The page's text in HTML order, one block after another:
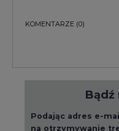
KOMENTARZE (0)
Bądź
Podając adres e-
na otrzymywanie